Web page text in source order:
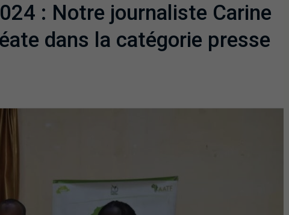
: Notre journaliste Carine
dans la catégorie presse